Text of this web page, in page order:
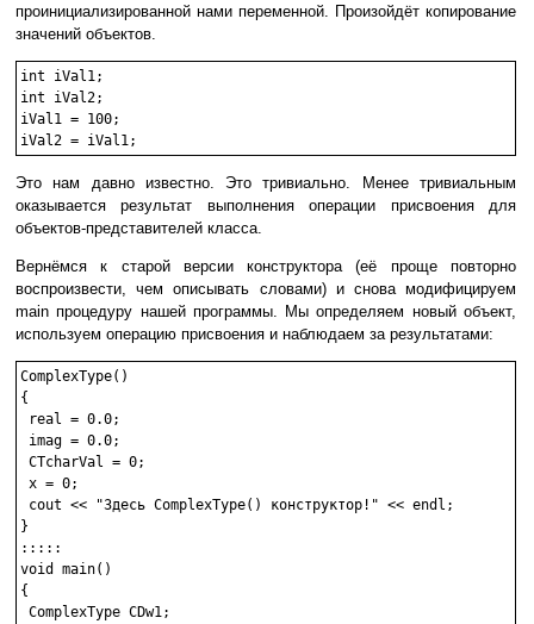
проинициализированной нами переменной. Произойдёт копирование
значений объектов.
int iVal1;
int iVal2;
iVal1 = 100;
Это нам давно известно. Это тривиально. Менее тривиальным
оказывается результат выполнения операции присвоения для
объектов-представителей класса.
Вернёмся к старой версии конструктора (её проще повторно
воспроизвести, чем описывать словами) и снова модифицируем
main процедуру нашей программы. Мы определяем новый объект,
используем операцию присвоения и наблюдаем за результатами:
ComplexType()
{
real = 0.0;
imag = 0.0;
CTcharVal = 0;
x = 0;
cout << "Здесь ComplexType() конструктор!" << endl;
}
:::::
void main()
{
ComplexType CDw1;